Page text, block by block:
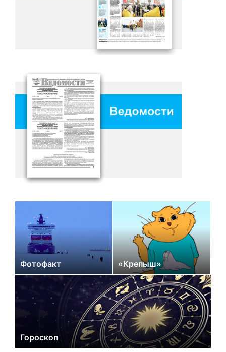
Фотофакт «Крепыш»
Гороскоп